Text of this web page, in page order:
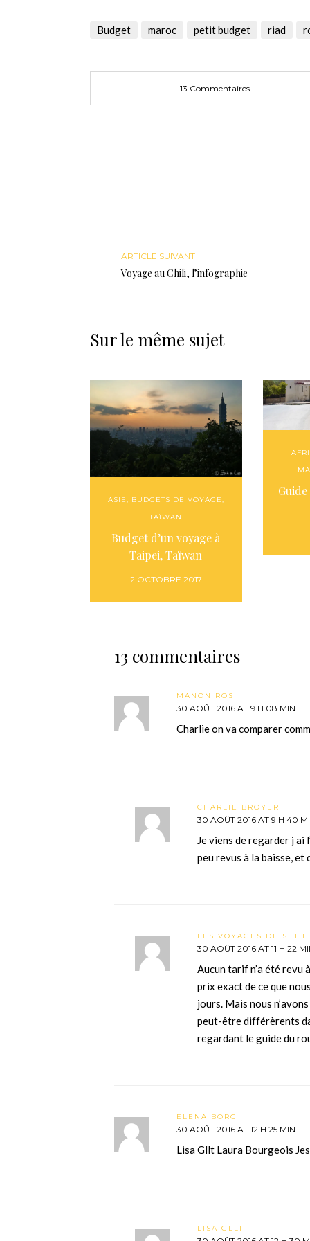
une
nouvelle nouvelle
dans
une
Budget maroc petit budget riad
13 Commentaires
ARTICLE SUIVANT
Voyage au Chili, l’infographie
Sur le même sujet
ASIE, BUDGETS DE VOYAGE,
TAÏWAN
Budget d’un voyage à
Taipei, Taïwan
2 OCTOBRE 2017
13 commentaires
MANON ROS
30 AOÛT 2016 AT 9 H 08 MIN
Charlie on va comparer
CHARLIE BROYER
30 AOÛT 2016 AT 9 H 40
Je viens de regarder j
peu revus à la baisse, et
LES VOYAGES DE SETH
30 AOÛT 2016 AT 11 H 22
Aucun tarif n’a été revu
prix exact de ce que
jours. Mais nous
peut-être différèrents
regardant le guide du
ELENA BORG
30 AOÛT 2016 AT 12 H 25 MIN
Lisa Gllt Laura Bourgeois
LISA GLLT